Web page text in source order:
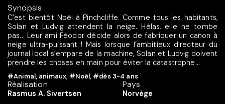
Synopsis
C’est bientôt Noël à Pinchcliffe. Comme tous les habitants,
Solan et Ludvig attendent la neige. Hélas, elle ne tombe
pas... Leur ami Féodor décide alors de fabriquer un canon à
neige ultra-puissant ! Mais lorsque l’ambitieux directeur du
journal local s’empare de la machine, Solan et Ludvig doivent
prendre les choses en main pour éviter la catastrophe...
#Animal, animaux, #Noël, #dès 3-4 ans
Réalisation
Rasmus A. Sivertsen
Pays
Norvège